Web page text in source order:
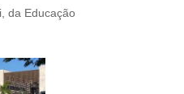
da Educação